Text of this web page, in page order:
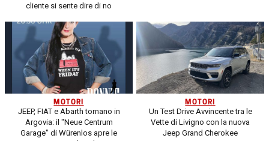
cliente si sente dire di no
MOTORI
JEEP, FIAT e Abarth tornano in
Argovia: il "Neue Centrum
Garage" di Würenlos apre le
MOTORI
Un Test Drive Avvincente tra le
Vette di Livigno con la nuova
Jeep Grand Cherokee